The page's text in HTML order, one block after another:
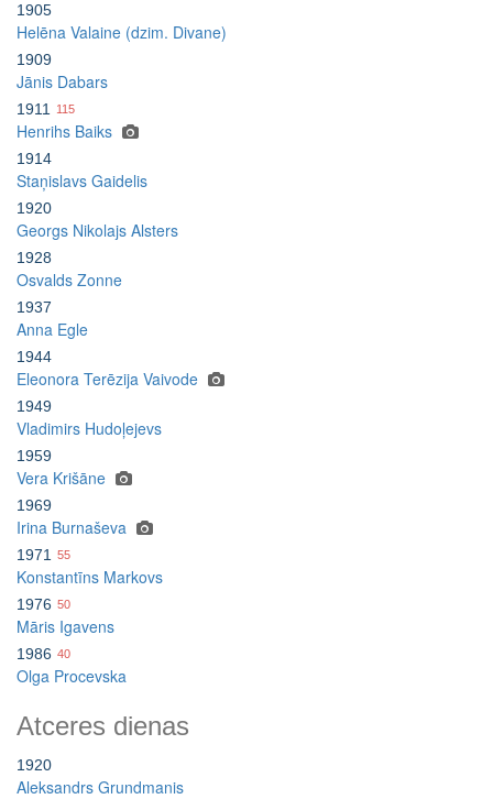
1905
Helēna Valaine (dzim. Divane)
1909
Jānis Dabars
1911 115
Henrihs Baiks
1914
Staņislavs Gaidelis
1920
Georgs Nikolajs Alsters
1928
Osvalds Zonne
1937
Anna Egle
1944
Eleonora Terēzija Vaivode
1949
Vladimirs Hudoļejevs
1959
Vera Krišāne
1969
Irina Burnaševa
1971 55
Konstantīns Markovs
1976 50
Māris Igavens
1986 40
Olga Procevska
Atceres dienas
1920
Aleksandrs Grundmanis